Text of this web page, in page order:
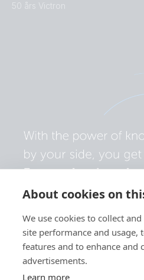
About cookies on
We use cookies to collect
site performance and usage,
features and to enhance and
advertisements.
Learn more
50 års Victron